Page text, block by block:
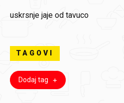
uskrsnje jaje od tavuco
TAGOVI
Dodaj tag